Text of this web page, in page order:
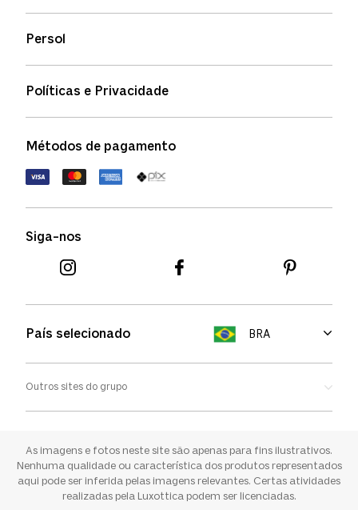
Status de pedidos
Política de garantia
FAQs
Persol
Políticas e Privacidade
Política de devolução
Termos de uso
Métodos de pagamento
Siga-nos
País selecionado BRA
Outros sites do grupo
Ray-ban
Sunglass Hut
As imagens e fotos neste site são apenas para fins ilustrativos.
Nenhuma qualidade ou característica dos produtos representados
aqui pode ser inferida pelas imagens relevantes. Certas atividades
realizadas pela Luxottica podem ser licenciadas.